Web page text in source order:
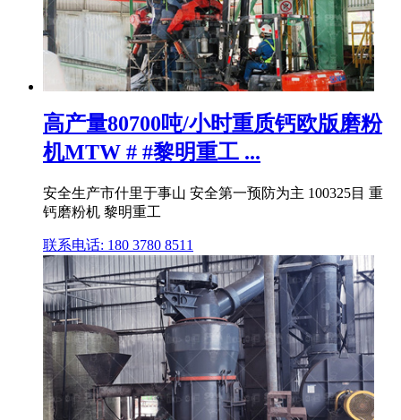
高产量80700吨/小时重质钙欧版磨粉
机MTW # #黎明重工 ...
安全生产市什里于事山 安全第一预防为主 100325目 重
钙磨粉机 黎明重工
联系电话: 180 3780 8511